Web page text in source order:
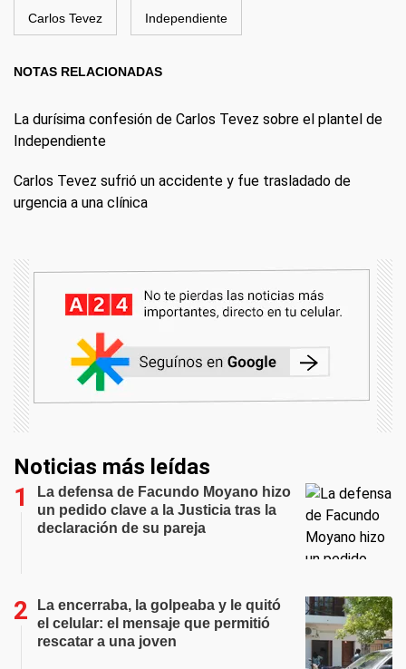
Carlos Tevez Independiente
NOTAS RELACIONADAS
La durísima confesión de Carlos Tevez sobre el plantel de
Independiente
Carlos Tevez sufrió un accidente y fue trasladado de
urgencia a una clínica
Noticias más leídas
La defensa de Facundo Moyano hizo
un pedido clave a la Justicia tras la
declaración de su pareja
La encerraba, la golpeaba y le quitó
el celular: el mensaje que permitió
rescatar a una joven